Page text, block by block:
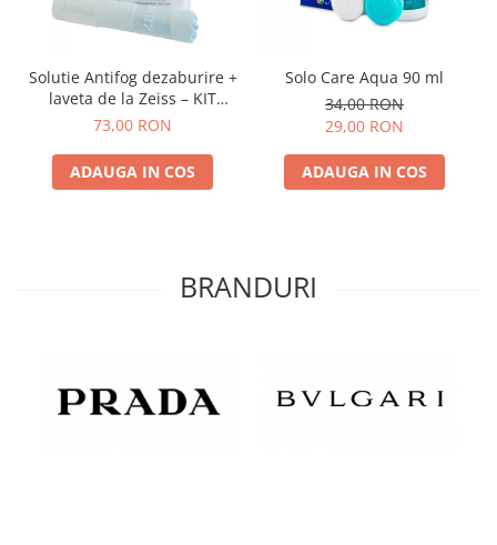
Solutie Antifog dezaburire +
laveta de la Zeiss – KIT
COMPLET
73,00 RON
ADAUGA IN COS
Solo Care Aqua 90 ml
34,00 RON
29,00 RON
ADAUGA IN COS
BRANDURI